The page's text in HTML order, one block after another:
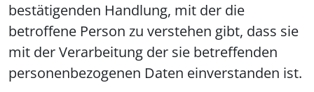
bestätigenden Handlung, mit der die
betroffene Person zu verstehen gibt, dass sie
mit der Verarbeitung der sie betreffenden
personenbezogenen Daten einverstanden ist.